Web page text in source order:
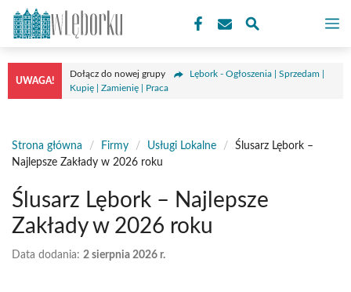
Przejdź
treści
UWAGA!
Dołącz do nowej grupy
Lębork - Ogłoszenia | Sprzedam |
Kupię | Zamienię | Praca
Strona główna / Firmy / Usługi Lokalne /
Ślusarz Lębork –
Najlepsze Zakłady w 2026 roku
Ślusarz Lębork – Najlepsze
Zakłady w 2026 roku
Data dodania: 2 sierpnia 2026 r.